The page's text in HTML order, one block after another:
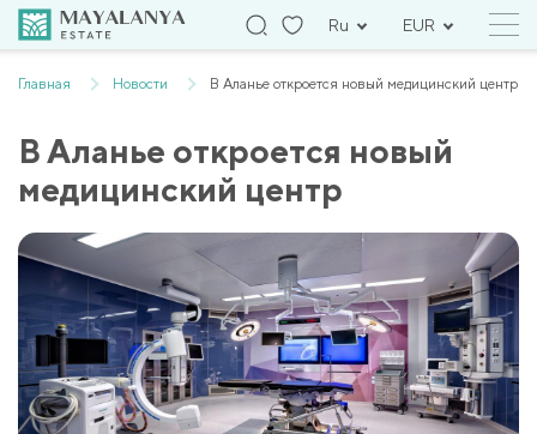
Ru EUR
Главная Новости В Аланье откроется новый медицинский центр
В Аланье откроется новый
медицинский центр